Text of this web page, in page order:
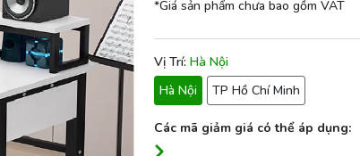
*Giá sản phẩm chưa bao gồm VAT
Vị Trí: Hà Nội
Hà Nội
TP Hồ Chí Minh
Các mã giảm giá có thể áp dụng: